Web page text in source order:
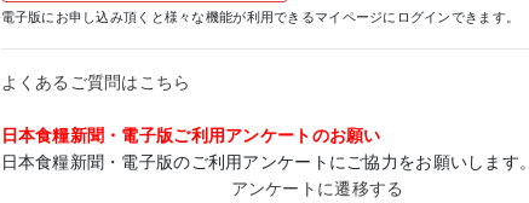
電子版にお申し込み頂くと様々な機能が利用できるマイページにログインできます。
よくあるご質問はこちら
日本食糧新聞・電子版ご利用アンケートのお願い
日本食糧新聞・電子版のご利用アンケートにご協力をお願いします。
アンケートに遷移する